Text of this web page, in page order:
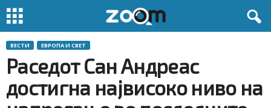
ВЕСТИ ЕВРОПА И СВЕТ
Раседот Сан Андреас
достигна највисоко ниво на